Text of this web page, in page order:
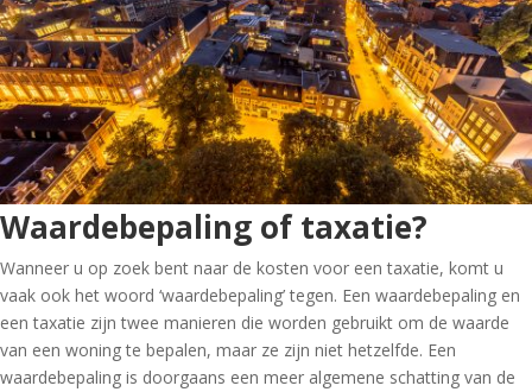
Waardebepaling of taxatie?
Wanneer u op zoek bent naar de kosten voor een taxatie, komt u
vaak ook het woord ‘waardebepaling’ tegen. Een waardebepaling en
een taxatie zijn twee manieren die worden gebruikt om de waarde
van een woning te bepalen, maar ze zijn niet hetzelfde. Een
waardebepaling is doorgaans een meer algemene schatting van de